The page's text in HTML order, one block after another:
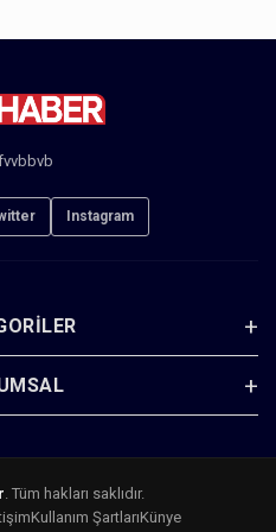
Instagram
. Tüm hakları saklıdır.
Kullanım ŞartlarıKünye